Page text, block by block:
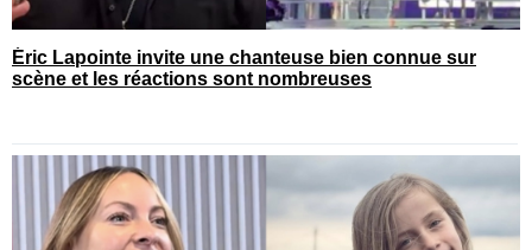
Éric Lapointe invite une chanteuse bien connue sur
scène et les réactions sont nombreuses